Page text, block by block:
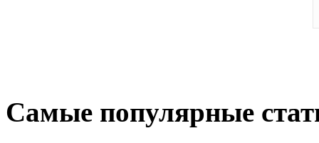
Самые популярные